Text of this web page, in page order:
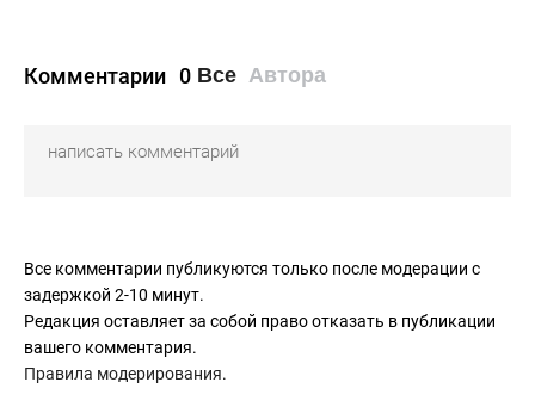
Комментарии 0 Все Автора
Все комментарии публикуются только после модерации с
задержкой 2-10 минут.
Редакция оставляет за собой право отказать в публикации
вашего комментария.
Правила модерирования.